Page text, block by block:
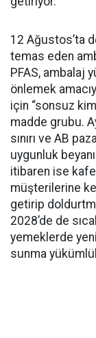
12 Ağustos’ta
temas eden
PFAS, ambalaj
önlemek
için “sonsuz
madde grubu.
sınırı ve AB
uygunluk
itibaren ise
müşterilerine
getirip
2028’de de
yemeklerde
sunma